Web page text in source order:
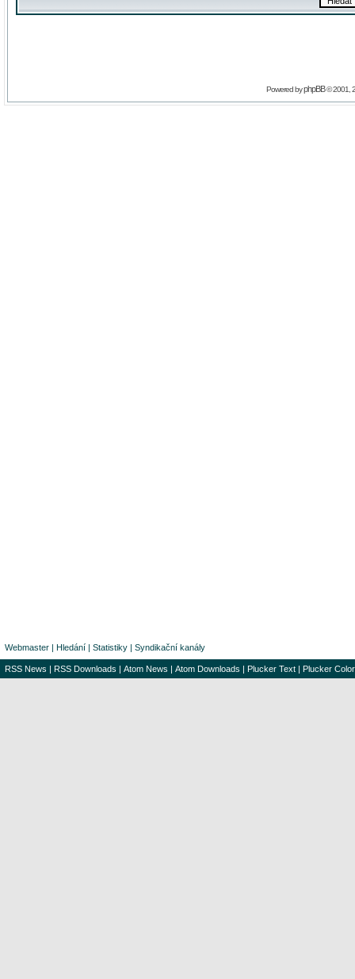
Powered byphpBB© 2001,
Webmaster | Hledání | Statistiky | Syndikační kanály
RSS News | RSS Downloads | Atom News | Atom Downloads | Plucker Text | Plucker Color